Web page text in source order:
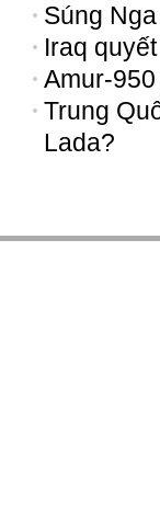
Súng
Iraq
Amur-
Trung
Lada?